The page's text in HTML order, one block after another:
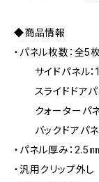
◆商品情報
・パネル枚数：全5
サイドパネル：
スライドドアパ
クォーターパネ
バックドアパネ
・パネル厚み：2.5㎜
・汎用クリップ外し